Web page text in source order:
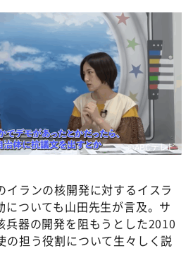
©ABCテレビ
イランの核開発に対するイスラ
についても山田先生が言及。サ
兵器の開発を阻もうとした2010
の担う役割について生々しく説